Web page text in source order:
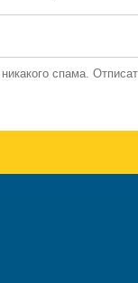
спама.